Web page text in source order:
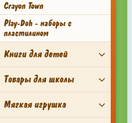
Crayon Town
Play-Doh - наборы с
пластилином
Книги для детей
Товары для школы
Мягкая игрушка